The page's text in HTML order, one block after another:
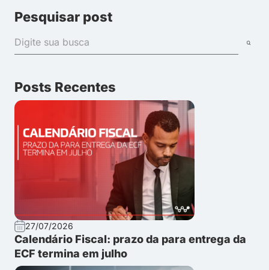
Pesquisar post
Posts Recentes
27/07/2026
Calendário Fiscal: prazo da para entrega da
ECF termina em julho